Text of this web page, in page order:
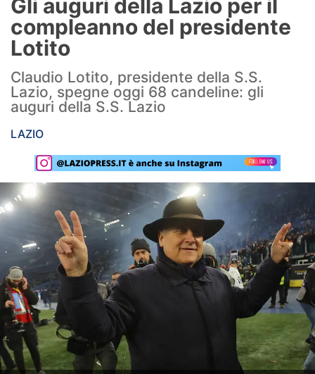
Formello
Infortuni
Primavera
Calciomercato
Lazio Women
Rassegna Lazio
Social
Calcio
Serie A
Champions League
Europa League
Altri Sport
Gli auguri della Lazio per il
compleanno del presidente
Lotito
Claudio Lotito, presidente della S.S.
Lazio, spegne oggi 68 candeline: gli
auguri della S.S. Lazio
LAZIO